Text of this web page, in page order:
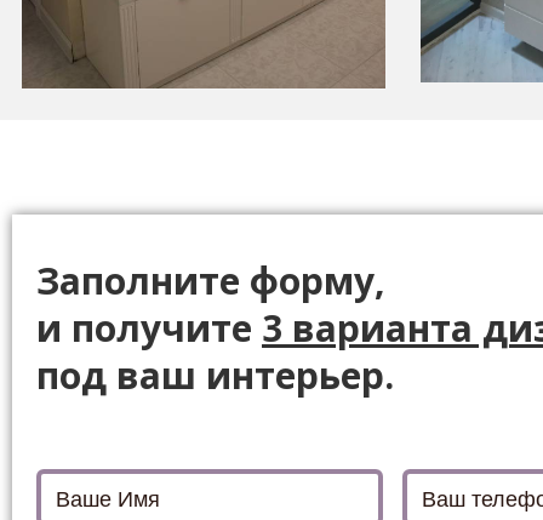
Заполните форму,
и получите 3 варианта
под ваш интерьер.